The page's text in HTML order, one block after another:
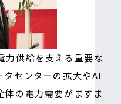
供給を支える重要な
タセンターの拡大やAI
体の電力需要がますま